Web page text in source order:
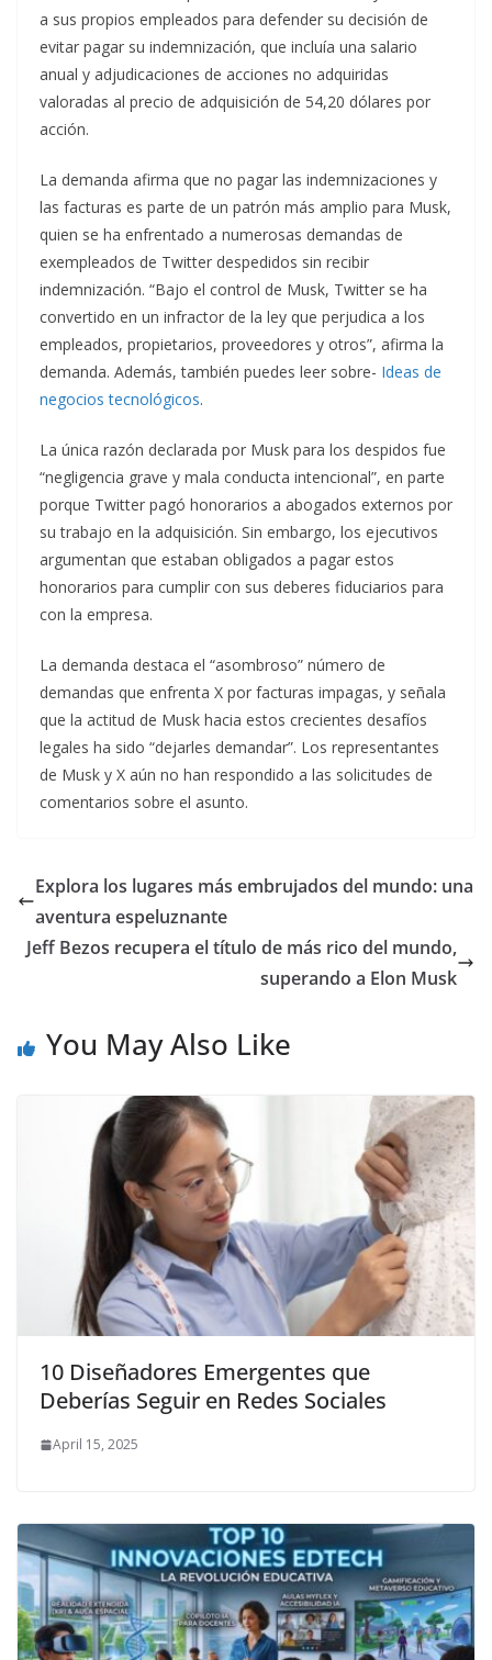
a sus propios empleados para defender su decisión de
evitar pagar su indemnización, que incluía una salario
anual y adjudicaciones de acciones no adquiridas
valoradas al precio de adquisición de 54,20 dólares por
acción.
La demanda afirma que no pagar las indemnizaciones y
las facturas es parte de un patrón más amplio para Musk,
quien se ha enfrentado a numerosas demandas de
exempleados de Twitter despedidos sin recibir
indemnización. “Bajo el control de Musk, Twitter se ha
convertido en un infractor de la ley que perjudica a los
empleados, propietarios, proveedores y otros”, afirma la
demanda. Además, también puedes leer sobre- Ideas de
negocios tecnológicos.
La única razón declarada por Musk para los despidos fue
“negligencia grave y mala conducta intencional”, en parte
porque Twitter pagó honorarios a abogados externos por
su trabajo en la adquisición. Sin embargo, los ejecutivos
argumentan que estaban obligados a pagar estos
honorarios para cumplir con sus deberes fiduciarios para
con la empresa.
La demanda destaca el “asombroso” número de
demandas que enfrenta X por facturas impagas, y señala
que la actitud de Musk hacia estos crecientes desafíos
legales ha sido “dejarles demandar”. Los representantes
de Musk y X aún no han respondido a las solicitudes de
comentarios sobre el asunto.
Explora los lugares más embrujados del mundo: una
aventura espeluznante
Jeff Bezos recupera el título de más rico del mundo,
superando a Elon Musk
You May Also Like
10 Diseñadores Emergentes que
Deberías Seguir en Redes Sociales
April 15, 2025